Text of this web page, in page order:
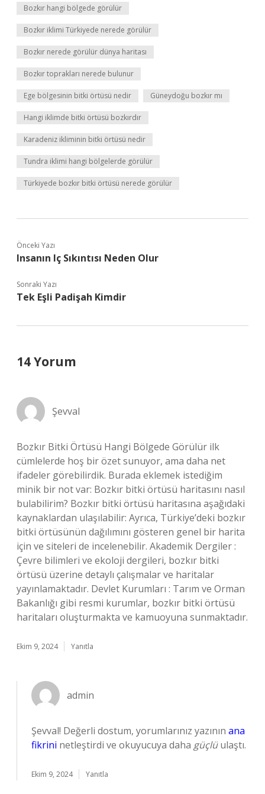
Bozkır hangi bölgede görülür
Bozkır iklimi Türkiyede nerede görülür
Bozkır nerede görülür dünya haritası
Bozkır toprakları nerede bulunur
Ege bölgesinin bitki örtüsü nedir Güneydoğu bozkır mı
Hangi iklimde bitki örtüsü bozkırdır
Karadeniz ikliminin bitki örtüsü nedir
Tundra iklimi hangi bölgelerde görülür
Türkiyede bozkır bitki örtüsü nerede görülür
Önceki Yazı
Insanın Iç Sıkıntısı Neden Olur
Sonraki Yazı
Tek Eşli Padişah Kimdir
14 Yorum
Şevval
Bozkır Bitki Örtüsü Hangi Bölgede Görülür ilk
cümlelerde hoş bir özet sunuyor, ama daha net
ifadeler görebilirdik. Burada eklemek istediğim
minik bir not var: Bozkır bitki örtüsü haritasını nasıl
bulabilirim? Bozkır bitki örtüsü haritasına aşağıdaki
kaynaklardan ulaşılabilir: Ayrıca, Türkiye’deki bozkır
bitki örtüsünün dağılımını gösteren genel bir harita
için ve siteleri de incelenebilir. Akademik Dergiler :
Çevre bilimleri ve ekoloji dergileri, bozkır bitki
örtüsü üzerine detaylı çalışmalar ve haritalar
yayınlamaktadır. Devlet Kurumları : Tarım ve Orman
Bakanlığı gibi resmi kurumlar, bozkır bitki örtüsü
haritaları oluşturmakta ve kamuoyuna sunmaktadır.
Ekim 9, 2024 Yanıtla
admin
Şevval! Değerli dostum, yorumlarınız yazının ana
fikrini netleştirdi ve okuyucuya daha güçlüulaştı.
Ekim 9, 2024 Yanıtla